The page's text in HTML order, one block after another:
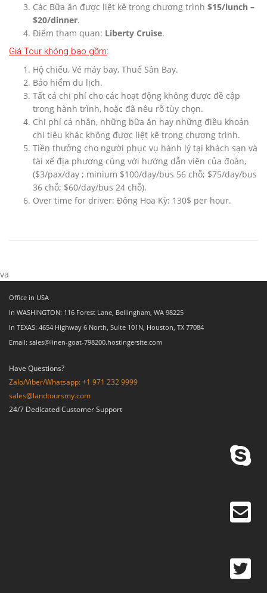
Các Bữa ăn được liệt kê trong chương trình $15/lunch –
$20/dinner.
Điểm tham quan: Liberty Cruise.
Giá Tour không bao gồm:
Hộ chiếu, Vé máy bay, Thuế Sân Bay.
Bảo hiểm du lịch.
Tất cả chi phí cho các hoạt động không được đề cập
trong hành trình, hoặc đã nêu rõ tùy chọn.
Chi phí cá nhân, những bữa ăn hay những điều khoản
chi tiêu khác không được liệt kê trong chương trình.
Tiền thưởng cho người phục vụ hành lý tại khách sạn và
tài xế địa phương cùng với hướng dẫn viên của đoàn,
($3/pax/day ; minium $100/day/bus 56 chỗ; $75/day/bus
36 chỗ; $60/day/bus 24 chỗ).
Over time for driver: Đông Hoa Kỳ: 130$ per hour.
va
Office in USA
In WASHINGTON: 116 Forest Lane, Bellingham, WA 98225
In TEXAS: 4654 Highway 6 North, Suite 101N, Houston, TX 77084
Email: sales@linen-goat-798200.hostingersite.com
Have Questions?
Zalo/Viber/Whatsapp: +1 971 232 9999
sales@landtoursmy.com
24/7 Dedicated Customer Support